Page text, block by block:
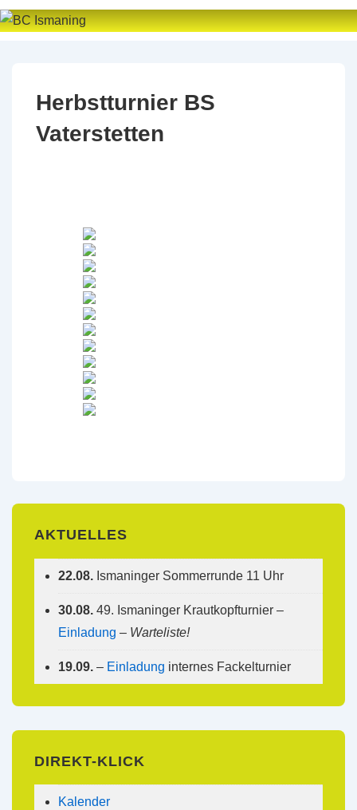
↓
Zum
Herbstturnier BS
Vaterstetten
AKTUELLES
22.08. Ismaninger Sommerrunde 11 Uhr
30.08. 49. Ismaninger Krautkopfturnier –
Einladung – Warteliste!
19.09. – Einladung internes Fackelturnier
DIREKT-KLICK
Kalender